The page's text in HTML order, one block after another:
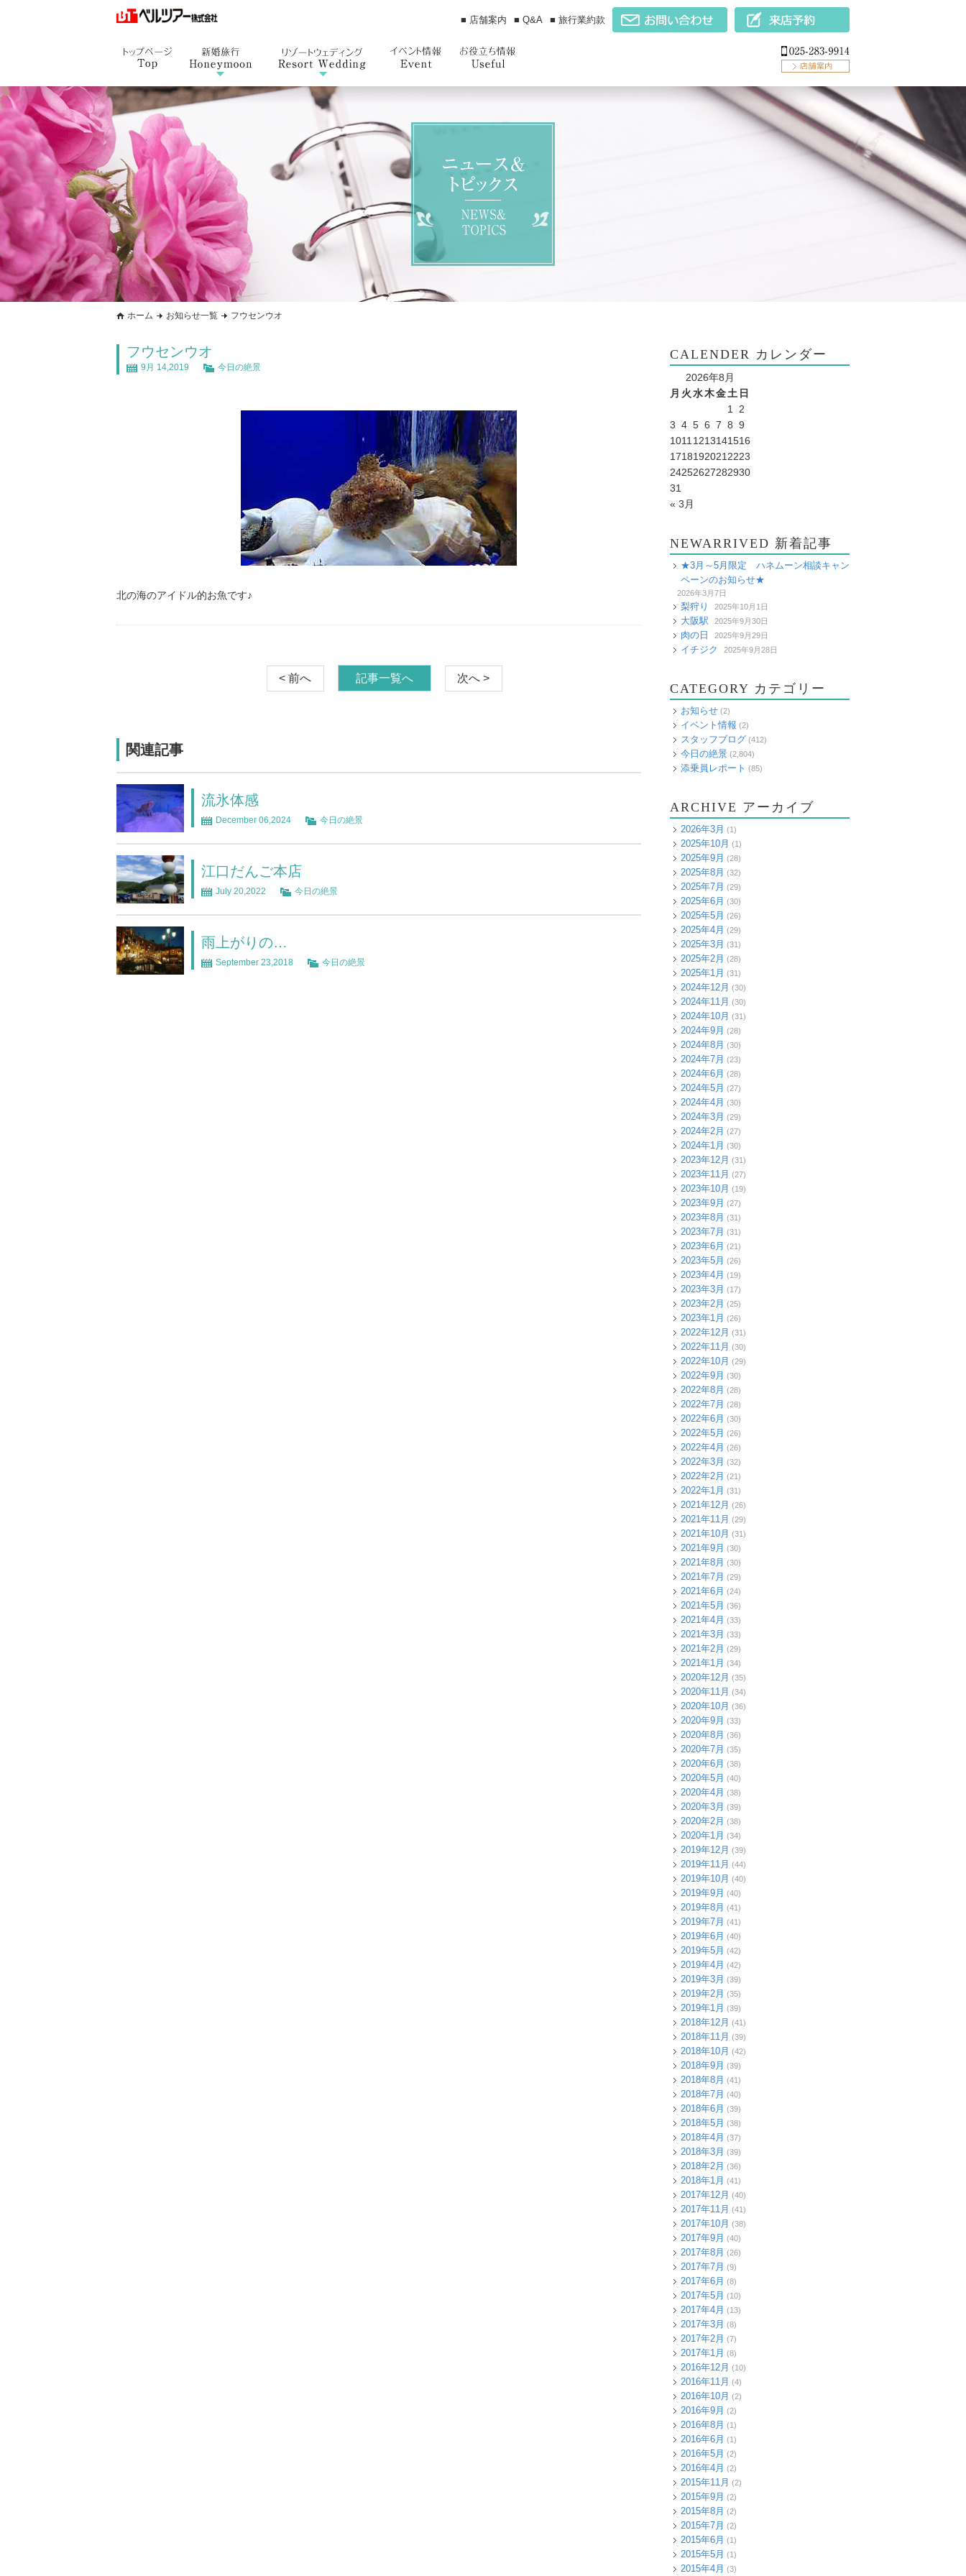
■ 店舗案内 ■ Q&A ■ 旅行業約款
ホーム お知らせ一覧 フウセンウオ
フウセンウオ
9月 14,2019 今日の絶景
北の海のアイドル的お魚です♪
< 前へ 記事一覧へ 次へ >
関連記事
流氷体感
December 06,2024 今日の絶景
江口だんご本店
July 20,2022 今日の絶景
雨上がりの…
September 23,2018 今日の絶景
CALENDER カレンダー
2026年8月
月 火水木金土 日
1
2
3 4 5 6 7 8 9
1011 1213141516
1718192021 2223
24252627282930
31
« 3月
NEWARRIVED 新着記事
★3月～5月限定 ハネムーン相談キャン
ペーンのお知らせ★
2026年3月7日
梨狩り 2025年10月1日
大阪駅 2025年9月30日
肉の日 2025年9月29日
イチジク 2025年9月28日
CATEGORY カテゴリー
お知らせ (2)
イベント情報 (2)
スタッフブログ (412)
今日の絶景 (2,804)
添乗員レポート (85)
ARCHIVE アーカイブ
2026年3月 (1)
2025年10月 (1)
2025年9月 (28)
2025年8月 (32)
2025年7月 (29)
2025年6月 (30)
2025年5月 (26)
2025年4月 (29)
2025年3月 (31)
2025年2月 (28)
2025年1月 (31)
2024年12月 (30)
2024年11月 (30)
2024年10月 (31)
2024年9月 (28)
2024年8月 (30)
2024年7月 (23)
2024年6月 (28)
2024年5月 (27)
2024年4月 (30)
2024年3月 (29)
2024年2月 (27)
2024年1月 (30)
2023年12月 (31)
2023年11月 (27)
2023年10月 (19)
2023年9月 (27)
2023年8月 (31)
2023年7月 (31)
2023年6月 (21)
2023年5月 (26)
2023年4月 (19)
2023年3月 (17)
2023年2月 (25)
2023年1月 (26)
2022年12月 (31)
2022年11月 (30)
2022年10月 (29)
2022年9月 (30)
2022年8月 (28)
2022年7月 (28)
2022年6月 (30)
2022年5月 (26)
2022年4月 (26)
2022年3月 (32)
2022年2月 (21)
2022年1月 (31)
2021年12月 (26)
2021年11月 (29)
2021年10月 (31)
2021年9月 (30)
2021年8月 (30)
2021年7月 (29)
2021年6月 (24)
2021年5月 (36)
2021年4月 (33)
2021年3月 (33)
2021年2月 (29)
2021年1月 (34)
2020年12月 (35)
2020年11月 (34)
2020年10月 (36)
2020年9月 (33)
2020年8月 (36)
2020年7月 (35)
2020年6月 (38)
2020年5月 (40)
2020年4月 (38)
2020年3月 (39)
2020年2月 (38)
2020年1月 (34)
2019年12月 (39)
2019年11月 (44)
2019年10月 (40)
2019年9月 (40)
2019年8月 (41)
2019年7月 (41)
2019年6月 (40)
2019年5月 (42)
2019年4月 (42)
2019年3月 (39)
2019年2月 (35)
2019年1月 (39)
2018年12月 (41)
2018年11月 (39)
2018年10月 (42)
2018年9月 (39)
2018年8月 (41)
2018年7月 (40)
2018年6月 (39)
2018年5月 (38)
2018年4月 (37)
2018年3月 (39)
2018年2月 (36)
2018年1月 (41)
2017年12月 (40)
2017年11月 (41)
2017年10月 (38)
2017年9月 (40)
2017年8月 (26)
2017年7月 (9)
2017年6月 (8)
2017年5月 (10)
2017年4月 (13)
2017年3月 (8)
2017年2月 (7)
2017年1月 (8)
2016年12月 (10)
2016年11月 (4)
2016年10月 (2)
2016年9月 (2)
2016年8月 (1)
2016年6月 (1)
2016年5月 (2)
2016年4月 (2)
2015年11月 (2)
2015年9月 (2)
2015年8月 (2)
2015年7月 (2)
2015年6月 (1)
2015年5月 (1)
2015年4月 (3)